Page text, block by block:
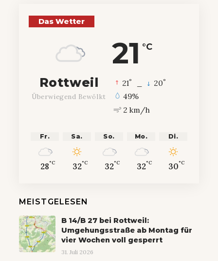
Das Wetter
21 °C
Rottweil
Überwiegend Bewölkt
21° 20°
49%
2 km/h
Fr.
28°C
Sa.
32°C
So.
32°C
Mo.
32°C
Di.
30°C
MEISTGELESEN
B 14/B 27 bei Rottweil:
Umgehungsstraße ab Montag für
vier Wochen voll gesperrt
31. Juli 2026